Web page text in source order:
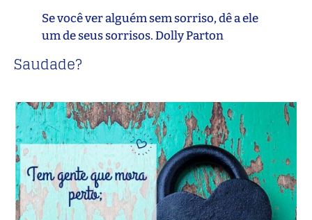
Se você ver alguém sem sorriso, dê a ele
um de seus sorrisos. Dolly Parton
Saudade?